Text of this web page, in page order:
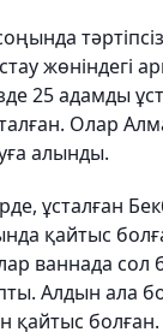
жөніндегі
25 адамды
Олар
алынды.
ұсталған
қайтыс
ваннада сол
Алдын ала
қайтыс болған.